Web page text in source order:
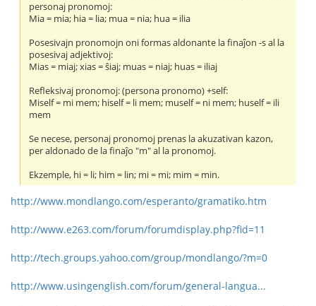
personaj pronomoj:
Mia = mia; hia = lia; mua = nia; hua = ilia
Posesivajn pronomojn oni formas aldonante la finaĵon -s al la
posesivaj adjektivoj:
Mias = miaj; xias = ŝiaj; muas = niaj; huas = iliaj
Refleksivaj pronomoj: (persona pronomo) +self:
Miself = mi mem; hiself = li mem; muself = ni mem; huself = ili
mem
Se necese, personaj pronomoj prenas la akuzativan kazon,
per aldonado de la finaĵo "m" al la pronomoj.
Ekzemple, hi = li; him = lin; mi = mi; mim = min.
http://www.mondlango.com/esperanto/gramatiko.htm
http://www.e263.com/forum/forumdisplay.php?fid=11
http://tech.groups.yahoo.com/group/mondlango/?m=0
http://www.usingenglish.com/forum/general-langua...